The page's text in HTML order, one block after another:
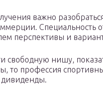
важно
Специальность
перспективы и
свободную нишу,
то профессия
дивиденды.